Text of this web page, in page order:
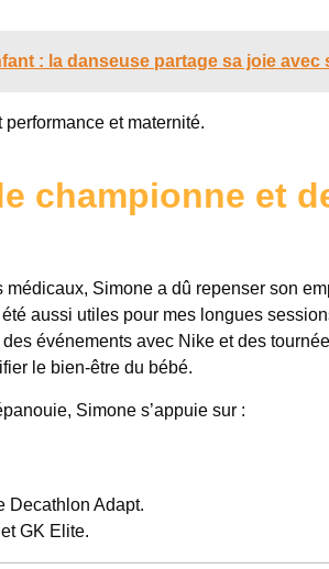
: la danseuse partage sa joie avec
et maternité.
championne et
Simone a dû repenser son
aussi utiles pour mes longues
événements avec Nike et des
le bien-être du bébé.
Simone s’appuie sur :
Decathlon Adapt.
GK Elite.